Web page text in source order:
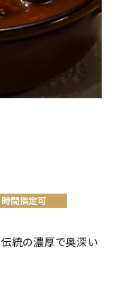
統の濃厚で奥深い